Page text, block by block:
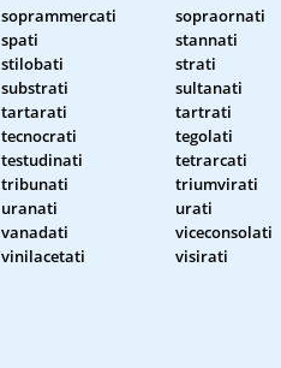
soprammercati sopraornati
spati stannati
stilobati strati
substrati sultanati
tartarati tartrati
tecnocrati tegolati
testudinati tetrarcati
tribunati triumvirati
uranati urati
vanadati viceconsolati
vinilacetati visirati